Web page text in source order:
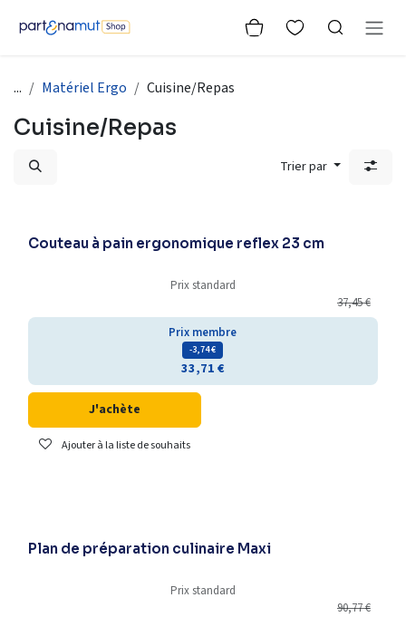
... Matériel Ergo Cuisine/Repas
Cuisine/Repas
Trier par
Couteau à pain ergonomique reflex 23 cm
Prix standard
37,45€
Prix membre
- 3,74€
33,71€
J'achète
Ajouter à la liste de souhaits
Plan de préparation culinaire Maxi
Prix standard
90,77€